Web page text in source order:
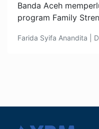
Banda Aceh
program Family
Farida Syifa Anandita |